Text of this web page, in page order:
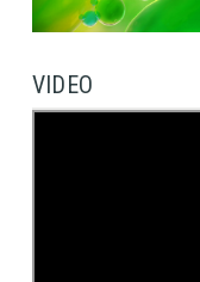
VIDEO